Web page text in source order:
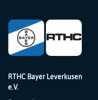
RTHC Bayer Leverkusen
e.V.